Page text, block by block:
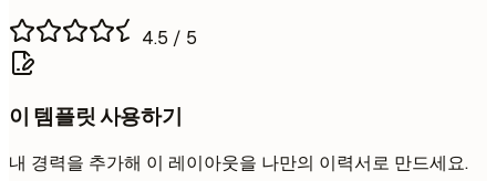
4.5 / 5
이 템플릿 사용하기
내 경력을 추가해 이 레이아웃을 나만의 이력서로 만드세요.